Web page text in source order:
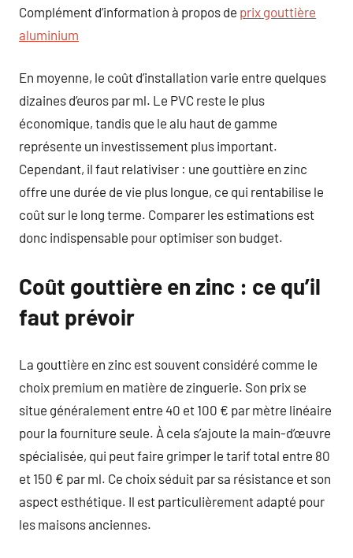
Complément d’information à propos de prix gouttière
aluminium
En moyenne, le coût d’installation varie entre quelques
dizaines d’euros par ml. Le PVC reste le plus
économique, tandis que le alu haut de gamme
représente un investissement plus important.
Cependant, il faut relativiser : une gouttière en zinc
offre une durée de vie plus longue, ce qui rentabilise le
coût sur le long terme. Comparer les estimations est
donc indispensable pour optimiser son budget.
Coût gouttière en zinc : ce qu’il
faut prévoir
La gouttière en zinc est souvent considéré comme le
choix premium en matière de zinguerie. Son prix se
situe généralement entre 40 et 100 € par mètre linéaire
pour la fourniture seule. À cela s’ajoute la main-d’œuvre
spécialisée, qui peut faire grimper le tarif total entre 80
et 150 € par ml. Ce choix séduit par sa résistance et son
aspect esthétique. Il est particulièrement adapté pour
les maisons anciennes.